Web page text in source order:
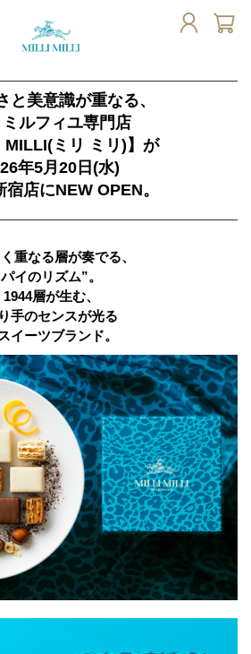
と美意識が重なる、
ルフィユ専門店
MILLI(ミリ ミリ)】が
年5月20日(水)
宿店にNEW OPEN。
重なる層が奏でる、
パイのリズム”。
1944層が生む、
手のセンスが光る
イーツブランド。